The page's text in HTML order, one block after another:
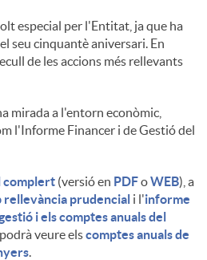
especial per l'Entitat, ja que ha
seu cinquantè aniversari. En
de les accions més rellevants
mirada a l'entorn econòmic,
l'Informe Financer i de Gestió del
complert (versió en PDFoWEB), a
rellevància prudencial i l'informe
i els comptes anuals del
veure elscomptes anuals de